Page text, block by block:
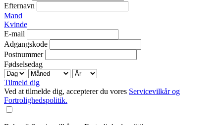
Efternavn
Mand
Kvinde
E-mail
Adgangskode
Postnummer
Fødselsedag
Tilmeld dig
Ved at tilmelde dig, accepterer du vores Servicevilkår og
Fortrolighedspolitik.